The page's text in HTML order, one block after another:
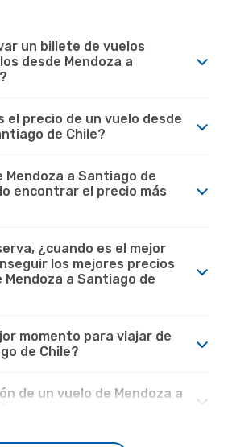
un billete de vuelos
desde Mendoza a
el precio de un vuelo desde
de Chile?
Mendoza a Santiago de
encontrar el precio más
¿cuando es el mejor
los mejores precios
Mendoza a Santiago de
momento para viajar de
de Chile?
de un vuelo de Mendoza a